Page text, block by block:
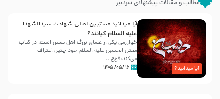
مطالب و مقالات پیشنهادی سردبیر
آیا میدانید؟
آیا میدانید مسبّبین اصلی شهادت سیدالشهدا
علیه ‌السلام کیانند؟
خوارزمی یکی از علمای بزرگ اهل تسنن است، در کتاب
مقتل الحسین علیه ‌السلام خود چنین اعتراف
می‌کند:فوَق...
۱۶ /۰۵/ ۱۴۰۵